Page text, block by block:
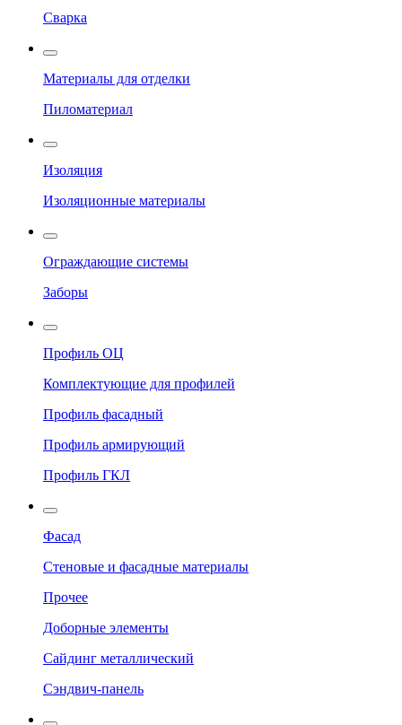
Сварка
Материалы для отделки
Пиломатериал
Изоляция
Изоляционные материалы
Ограждающие системы
Заборы
Профиль ОЦ
Комплектующие для профилей
Профиль фасадный
Профиль армирующий
Профиль ГКЛ
Фасад
Стеновые и фасадные материалы
Прочее
Доборные элементы
Сайдинг металлический
Сэндвич-панель